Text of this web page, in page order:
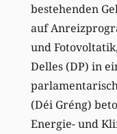
bestehenden
auf
und
Delles (DP) in
(Déi Gréng)
Energie- und